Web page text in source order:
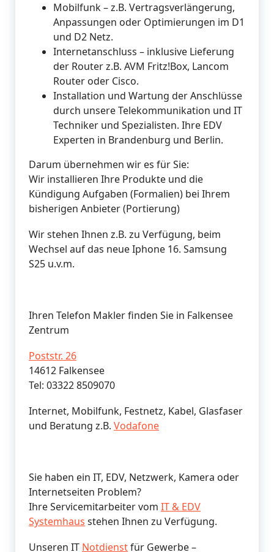
Mobilfunk – z.B. Vertragsverlängerung,
Anpassungen oder Optimierungen im D1
und D2 Netz.
Internetanschluss – inklusive Lieferung
der Router z.B. AVM Fritz!Box, Lancom
Router oder Cisco.
Installation und Wartung der Anschlüsse
durch unsere Telekommunikation und IT
Techniker und Spezialisten. Ihre EDV
Experten in Brandenburg und Berlin.
Darum übernehmen wir es für Sie:
Wir installieren Ihre Produkte und die
Kündigung Aufgaben (Formalien) bei Ihrem
bisherigen Anbieter (Portierung)
Wir stehen Ihnen z.B. zu Verfügung, beim
Wechsel auf das neue Iphone 16. Samsung
S25 u.v.m.
Ihren Telefon Makler finden Sie in Falkensee
Zentrum
Poststr. 26
14612 Falkensee
Tel: 03322 8509070
Internet, Mobilfunk, Festnetz, Kabel, Glasfaser
und Beratung z.B. Vodafone
Sie haben ein IT, EDV, Netzwerk, Kamera oder
Internetseiten Problem?
Ihre Servicemitarbeiter vom IT & EDV
Systemhaus stehen Ihnen zu Verfügung.
Unseren IT Notdienstfür Gewerbe –